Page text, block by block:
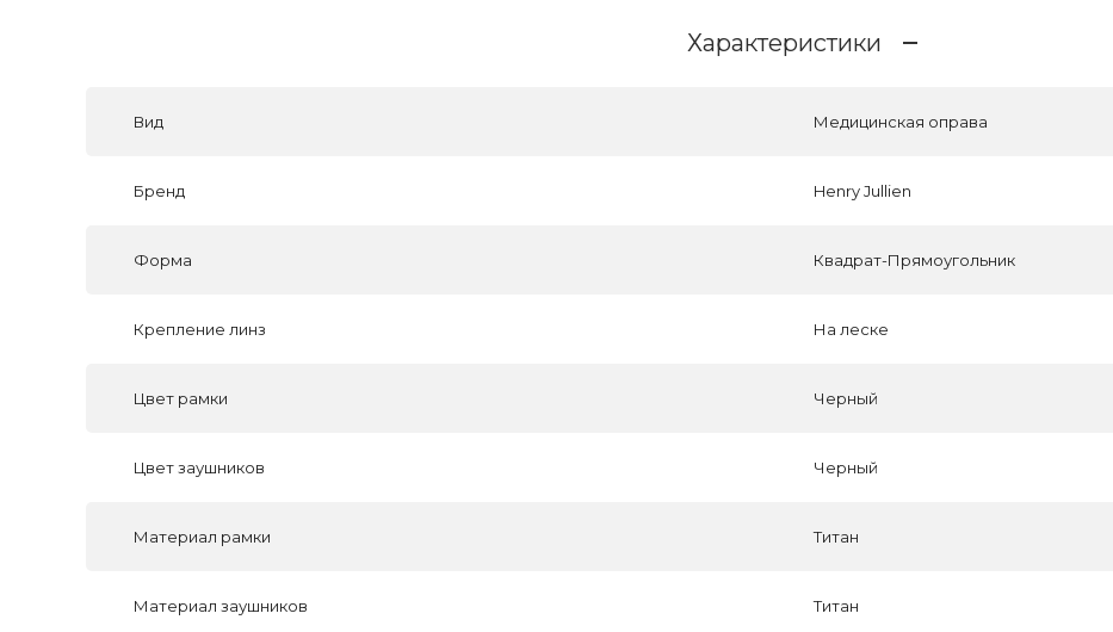
Характеристики
Вид Медицинская оправа
Бренд Henry Jullien
Форма Квадрат-Прямоугольник
Крепление линз На леске
Цвет рамки Черный
Цвет заушников Черный
Материал рамки Титан
Материал заушников Титан